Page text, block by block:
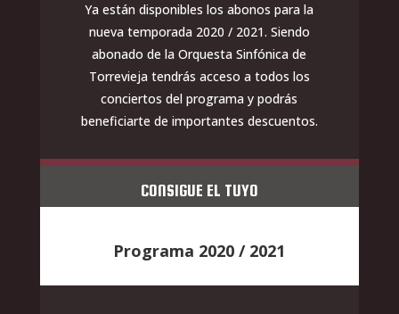
Ya están disponibles los abonos para la
nueva temporada 2020 / 2021. Siendo
abonado de la Orquesta Sinfónica de
Torrevieja tendrás acceso a todos los
conciertos del programa y podrás
beneficiarte de importantes descuentos.
CONSIGUE EL TUYO
Programa 2020 / 2021